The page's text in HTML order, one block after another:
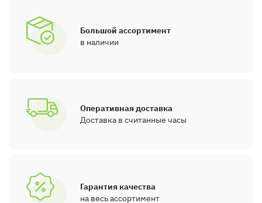
Большой ассортимент
в наличии
Оперативная доставка
Доставка в считанные часы
Гарантия качества
на весь ассортимент